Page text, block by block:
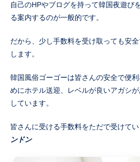
自己のHPやブログを持って韓国夜遊び
る案内するのが一般的です。
だから、少し手数料を受け取っても安
します。
韓国風俗ゴーゴーは皆さんの安全で便
めにホテル送迎、レベルが良いアガシ
しています。
皆さんに受ける手数料をただで受けてい
ンドン